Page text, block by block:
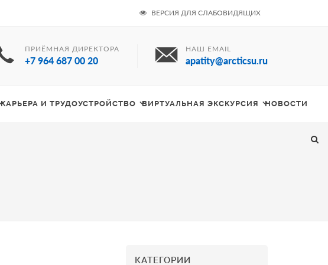
ВЕРСИЯ ДЛЯ СЛАБОВИДЯЩИХ
ПРИЁМНАЯ ДИРЕКТОРА
+7 964 687 00 20
НАШ EMAIL
apatity@arcticsu.ru
КАРЬЕРА И ТРУДОУСТРОЙСТВО ВИРТУАЛЬНАЯ ЭКСКУРСИЯ НОВОСТИ
КАТЕГОРИИ